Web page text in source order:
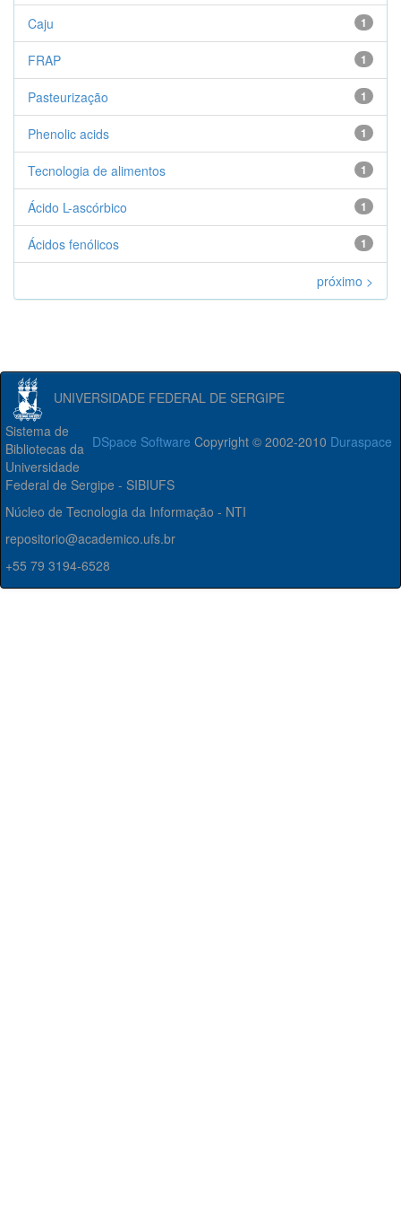
1
Caju
1
FRAP
1
Pasteurização
1
Phenolic acids
1
Tecnologia de alimentos
1
Ácido L-ascórbico
1
Ácidos fenólicos
próximo >
UNIVERSIDADE FEDERAL DE SERGIPE
DSpace Software Copyright © 2002-2010 Duraspace
Sistema de
Bibliotecas da
Universidade
Federal de Sergipe - SIBIUFS
Núcleo de Tecnologia da Informação - NTI
repositorio@academico.ufs.br
+55 79 3194-6528